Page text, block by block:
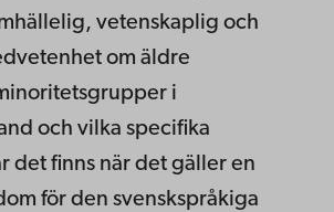
vetenskaplig och
om äldre
i
och vilka specifika
det finns när det gäller en
för den svenskspråkiga